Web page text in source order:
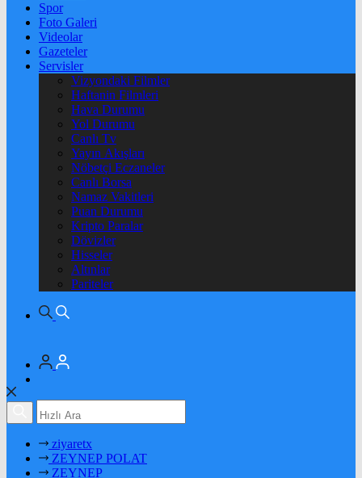
Spor
Foto Galeri
Videolar
Gazeteler
Servisler
Vizyondaki Filmler
Haftanin Filmleri
Hava Durumu
Yol Durumu
Canlı Tv
Yayın Akışları
Nöbetçi Eczaneler
Canlı Borsa
Namaz Vakitleri
Puan Durumu
Kripto Paralar
Dövizler
Hisseler
Altınlar
Pariteler
ziyaretx
ZEYNEP POLAT
ZEYNEP